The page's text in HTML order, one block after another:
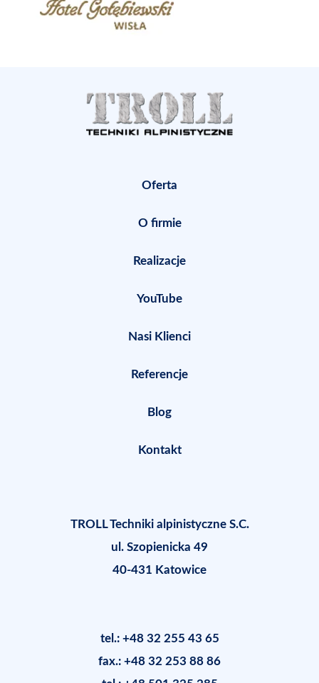
Oferta
O firmie
Realizacje
YouTube
Nasi Klienci
Referencje
Blog
Kontakt
TROLL Techniki alpinistyczne S.C.
ul. Szopienicka 49
40-431 Katowice
tel.: +48 32 255 43 65
fax.: +48 32 253 88 86